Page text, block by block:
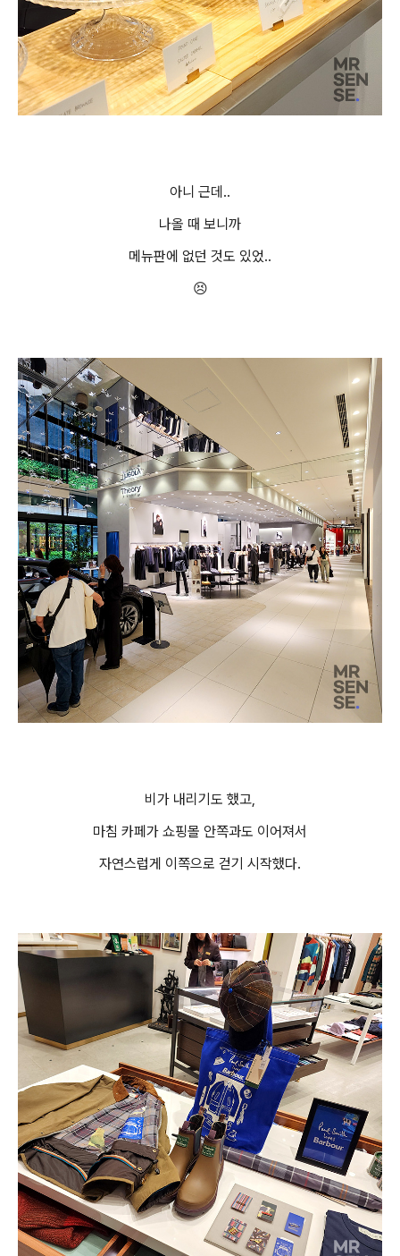
아니 근데..
나올 때 보니까
메뉴판에 없던 것도 있었..
😣
비가 내리기도 했고,
마침 카페가 쇼핑몰 안쪽과도 이어져서
자연스럽게 이쪽으로 걷기 시작했다.